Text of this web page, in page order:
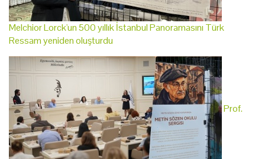
Melchior Lorck'un 500 yıllık İstanbul Panoramasını Türk
Ressam yeniden oluşturdu
Prof.